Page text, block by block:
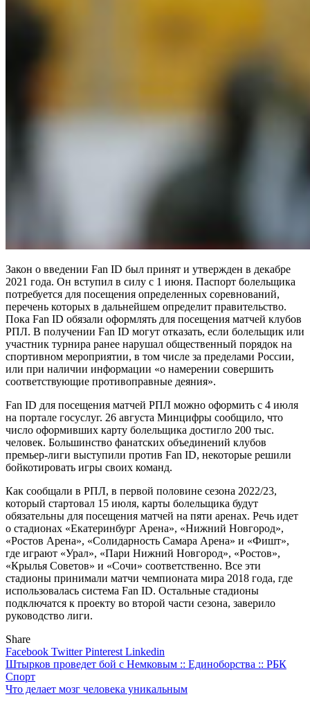
Закон о введении Fan ID был принят и утвержден в декабре
2021 года. Он вступил в силу с 1 июня. Паспорт болельщика
потребуется для посещения определенных соревнований,
перечень которых в дальнейшем определит правительство.
Пока Fan ID обязали оформлять для посещения матчей клубов
РПЛ. В получении Fan ID могут отказать, если болельщик или
участник турнира ранее нарушал общественный порядок на
спортивном мероприятии, в том числе за пределами России,
или при наличии информации «о намерении совершить
соответствующие противоправные деяния».
Fan ID для посещения матчей РПЛ можно оформить с 4 июля
на портале госуслуг. 26 августа Минцифры сообщило, что
число оформивших карту болельщика достигло 200 тыс.
человек. Большинство фанатских объединений клубов
премьер-лиги выступили против Fan ID, некоторые решили
бойкотировать игры своих команд.
Как сообщали в РПЛ, в первой половине сезона 2022/23,
который стартовал 15 июля, карты болельщика будут
обязательны для посещения матчей на пяти аренах. Речь идет
о стадионах «Екатеринбург Арена», «Нижний Новгород»,
«Ростов Арена», «Солидарность Самара Арена» и «Фишт»,
где играют «Урал», «Пари Нижний Новгород», «Ростов»,
«Крылья Советов» и «Сочи» соответственно. Все эти
стадионы принимали матчи чемпионата мира 2018 года, где
использовалась система Fan ID. Остальные стадионы
подключатся к проекту во второй части сезона, заверило
руководство лиги.
Share
Facebook TwitterPinterest Linkedin
Навигация
по
Штырков проведет бой с Немковым :: Единоборства :: РБК
Спорт
Что делает мозг человека уникальным